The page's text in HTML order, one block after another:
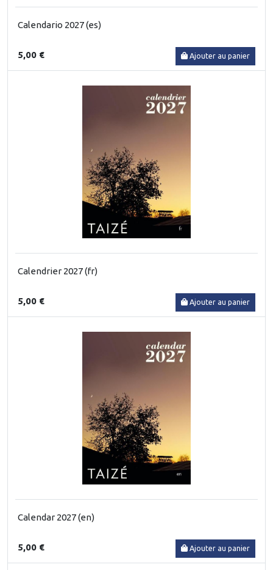
Calendario 2027 (es)
5,00 € Ajouter au panier
Calendrier 2027 (fr)
5,00 € Ajouter au panier
Calendar 2027 (en)
5,00 € Ajouter au panier